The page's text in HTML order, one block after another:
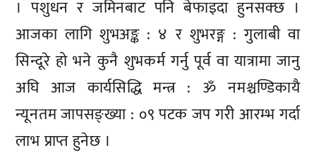
। पशुधन र जमिनबाट पनि बेफाइदा हुनसक्छ ।
आजका लागि शुभअङ्क : ४ र शुभरङ्ग : गुलाबी वा
सिन्दूरे हो भने कुनै शुभकर्म गर्नु पूर्व वा यात्रामा जानु
अघि आज कार्यसिद्धि मन्त्र : ॐ नमश्चण्डिकायै
न्यूनतम जापसङ्ख्या : ०९ पटक जप गरी आरम्भ गर्दा
लाभ प्राप्त हुनेछ ।